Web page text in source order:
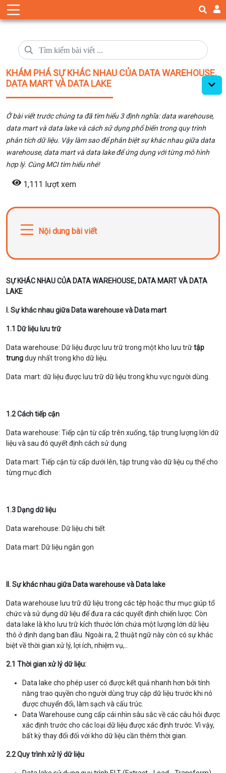
KHÁM PHÁ SỰ KHÁC NHAU CỦA DATA WAREHOUSE,
DATA MART VÀ DATA LAKE
Ở bài viết trước chúng ta đã tìm hiểu 3 định nghĩa: data warehouse,
data mart và data lake và cách sử dụng phổ biến trong quy trình
phân tích dữ liệu. Vậy làm sao để phân biệt sự khác nhau giữa data
warehouse, data mart và data lake để ứng dụng với từng mô hình
hợp lý. Cùng MCI tìm hiểu nhé!
1,111 lượt xem
Nội dung bài viết
SỰ KHÁC NHAU CỦA DATA WAREHOUSE, DATA MART VÀ DATA
LAKE
I. Sự khác nhau giữa Data warehouse và Data mart
1.1 Dữ liệu lưu trữ
Data warehouse: Dữ liệu được lưu trữ trong một kho lưu trữtập
trungduy nhất trong kho dữ liệu.
Data mart: dữ liệu được lưu trữ dữ liệu trong khu vực người dùng.
1.2 Cách tiếp cận
Data warehouse: Tiếp cận từ cấp trên xuống, tập trung lượng lớn dữ
liệu và sau đó quyết định cách sử dụng
Data mart: Tiếp cận từ cấp dưới lên, tập trung vào dữ liệu cụ thể cho
từng mục đích
1.3 Dạng dữ liệu
Data warehouse: Dữ liệu chi tiết
Data mart: Dữ liệu ngắn gọn
II. Sự khác nhau giữa Data warehouse và Data lake
Data warehouse lưu trữ dữ liệu trong các tệp hoặc thư mục giúp tổ
chức và sử dụng dữ liệu để đưa ra các quyết định chiến lược. Còn
data lake là kho lưu trữ kích thước lớn chứa một lượng lớn dữ liệu
thô ở định dạng ban đầu. Ngoài ra, 2 thuật ngữ này còn có sự khác
biệt về thời gian xử lý, lợi ích, nhiệm vụ,..
2.1 Thời gian xử lý dữ liệu:
Data lake cho phép user có được kết quả nhanh hơn bởi tính
năng trao quyền cho người dùng truy cập dữ liệu trước khi nó
được chuyển đổi, làm sạch và cấu trúc.
Data Warehouse cung cấp cái nhìn sâu sắc về các câu hỏi được
xác định trước cho các loại dữ liệu được xác định trước. Vì vậy,
bất kỳ thay đổi đối với kho dữ liệu cần thêm thời gian.
2.2 Quy trình xử lý dữ liệu